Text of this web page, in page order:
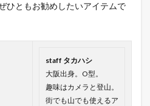
ひともお勧めしたいアイテムで
staff タカハシ
大阪出身。O型。
趣味はカメラと登山。
街でも山でも使えるア